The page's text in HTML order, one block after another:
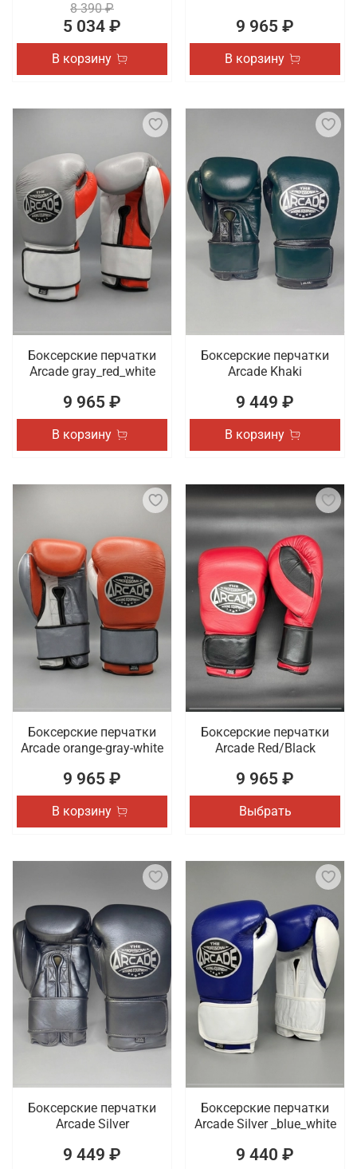
8 390 ₽
5 034 ₽
В корзину
9 965 ₽
В корзину
Боксерские перчатки
Arcade gray_red_white
9 965 ₽
В корзину
Боксерские перчатки
Arcade Khaki
9 449 ₽
В корзину
Боксерские перчатки
Arcade orange-gray-white
9 965 ₽
В корзину
Боксерские перчатки
Arcade Red/Black
9 965 ₽
Выбрать
Боксерские перчатки
Arcade Silver
9 449 ₽
Боксерские перчатки
Arcade Silver _blue_white
9 440 ₽